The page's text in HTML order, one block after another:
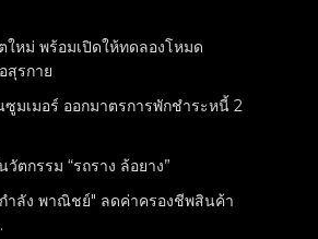
ใหม่ พร้อมเปิดให้ทดลองโหมด
สุรกาย
ซูมเมอร์ ออกมาตรการพักชำระหนี้ 2
ตกรรม “รถราง ล้อยาง”
ำลัง พาณิชย์" ลดค่าครองชีพสินค้า